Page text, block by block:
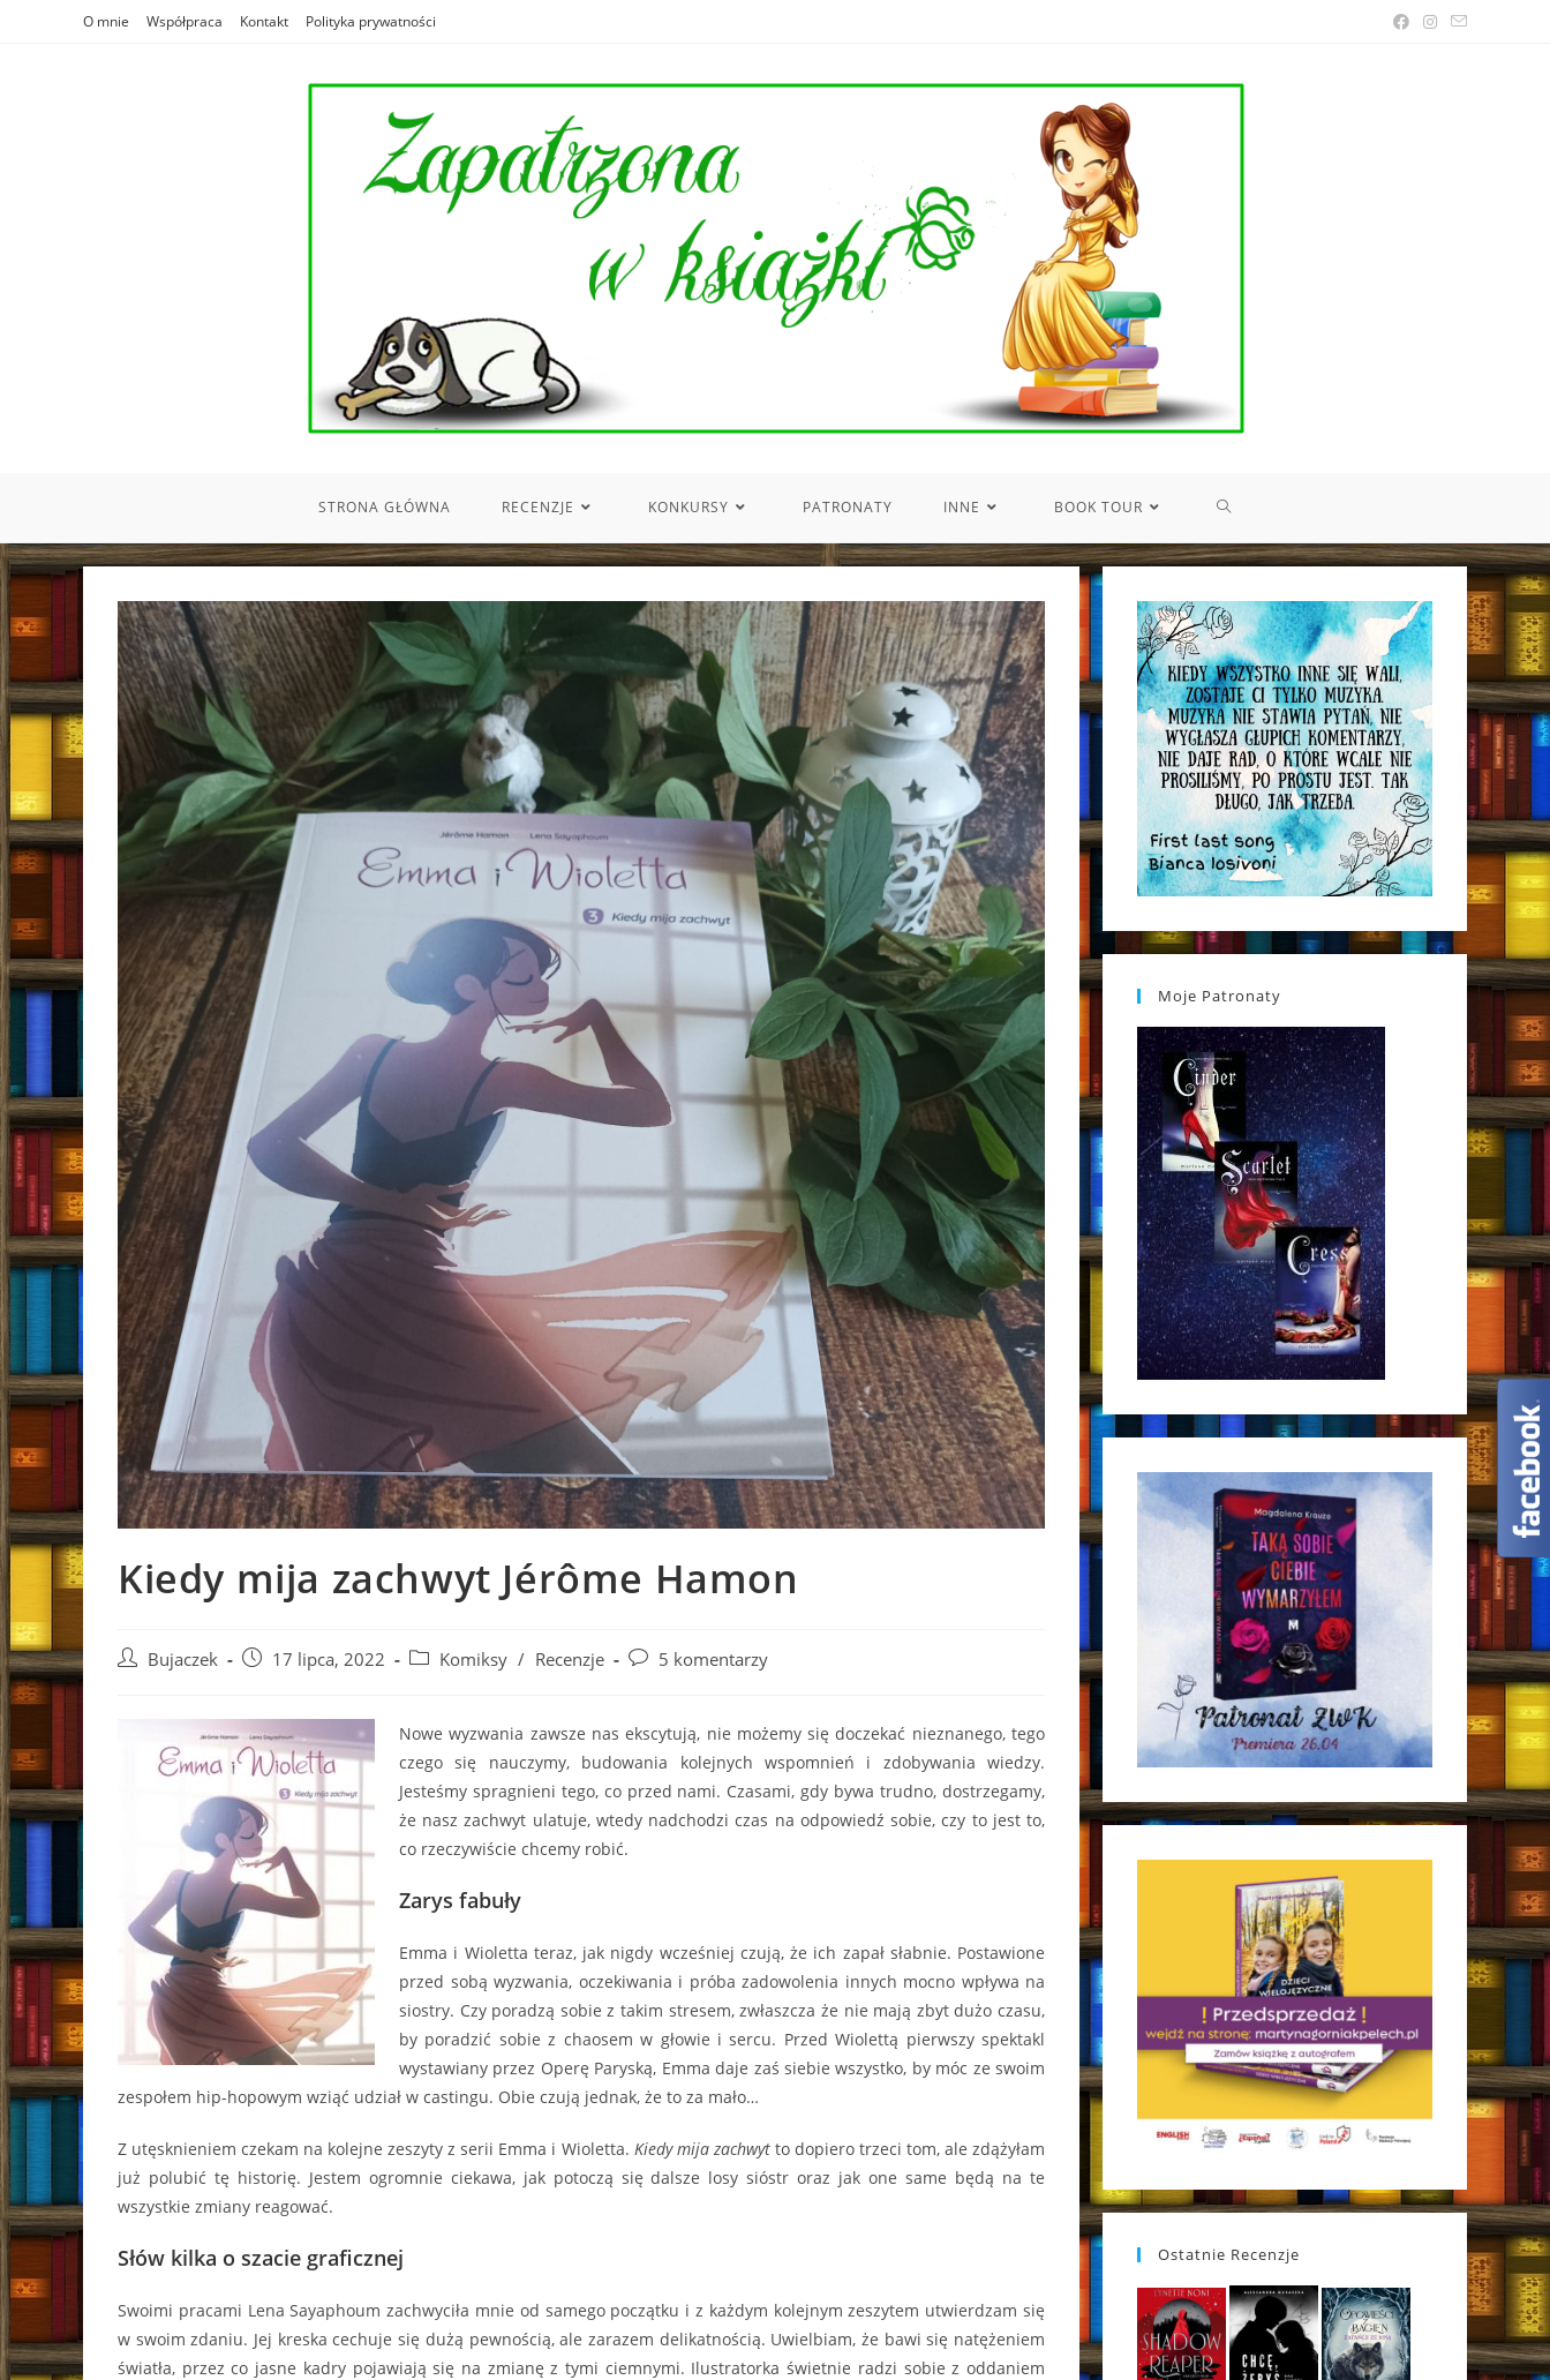
O mnie Współpraca Kontakt Polityka prywatności
STRONA GŁÓWNA RECENZJE KONKURSY PATRONATY INNE BOOK TOUR TOGGLE
SEARCH
Kiedy mija zachwyt Jérôme Hamon
Post Bujaczek
Post 17 lipca, 2022
Post Komiksy / Recenzje
Post 5 komentarzy
Nowe wyzwania zawsze nas ekscytują, nie możemy się doczekać nieznanego, tego
czego się nauczymy, budowania kolejnych wspomnień i zdobywania wiedzy.
Jesteśmy spragnieni tego, co przed nami. Czasami, gdy bywa trudno, dostrzegamy,
że nasz zachwyt ulatuje, wtedy nadchodzi czas na odpowiedź sobie, czy to jest to,
co rzeczywiście chcemy robić.
Zarys fabuły
Emma i Wioletta teraz, jak nigdy wcześniej czują, że ich zapał słabnie. Postawione
przed sobą wyzwania, oczekiwania i próba zadowolenia innych mocno wpływa na
siostry. Czy poradzą sobie z takim stresem, zwłaszcza że nie mają zbyt dużo czasu,
by poradzić sobie z chaosem w głowie i sercu. Przed Wiolettą pierwszy spektakl
wystawiany przez Operę Paryską, Emma daje zaś siebie wszystko, by móc ze swoim
zespołem hip-hopowym wziąć udział w castingu. Obie czują jednak, że to za mało…
Z utęsknieniem czekam na kolejne zeszyty z serii Emma i Wioletta. Kiedy mija zachwytto dopiero trzeci tom, ale zdążyłam
już polubić tę historię. Jestem ogromnie ciekawa, jak potoczą się dalsze losy sióstr oraz jak one same będą na te
wszystkie zmiany reagować.
Słów kilka o szacie graficznej
Swoimi pracami Lena Sayaphoum zachwyciła mnie od samego początku i z każdym kolejnym zeszytem utwierdzam się
w swoim zdaniu. Jej kreska cechuje się dużą pewnością, ale zarazem delikatnością. Uwielbiam, że bawi się natężeniem
światła, przez co jasne kadry pojawiają się na zmianę z tymi ciemnymi. Ilustratorka świetnie radzi sobie z oddaniem
Moje Patronaty
Ostatnie Recenzje